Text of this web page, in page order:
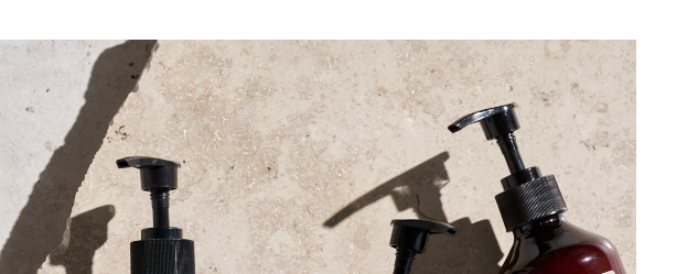
Velg